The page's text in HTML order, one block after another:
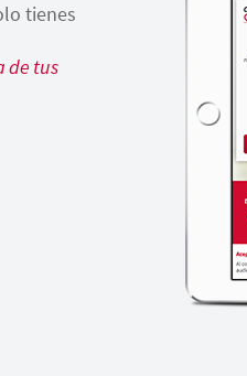
tienes
de tus